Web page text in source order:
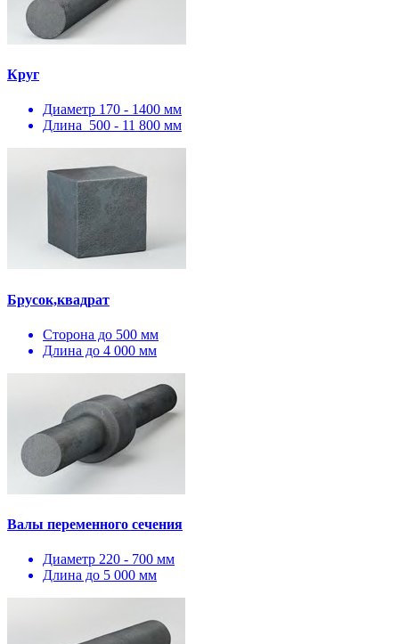
Круг
Диаметр 170 - 1400 мм
Длина 500 - 11 800 мм
Брусок,квадрат
Сторона до 500 мм
Длина до 4 000 мм
Валы переменного сечения
Диаметр 220 - 700 мм
Длина до 5 000 мм